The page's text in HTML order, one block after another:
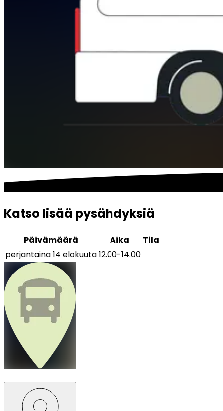
Katso lisää pysähdyksiä
Päivämäärä Aika
Tila
perjantaina 14 elokuuta12.00-14.00